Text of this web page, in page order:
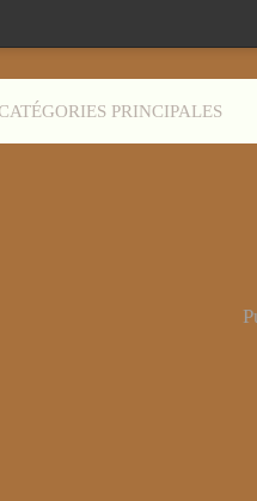
PRINCIPALES